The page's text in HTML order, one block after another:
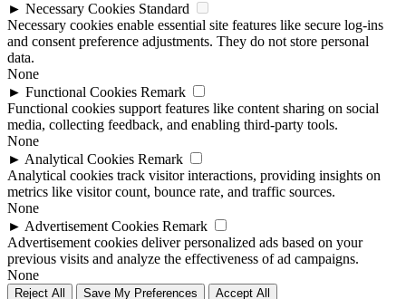
► Necessary Cookies Standard
Necessary cookies enable essential site features like secure log-ins
and consent preference adjustments. They do not store personal
data.
None
► Functional Cookies Remark
Functional cookies support features like content sharing on social
media, collecting feedback, and enabling third-party tools.
None
► Analytical Cookies Remark
Analytical cookies track visitor interactions, providing insights on
metrics like visitor count, bounce rate, and traffic sources.
None
► Advertisement Cookies Remark
Advertisement cookies deliver personalized ads based on your
previous visits and analyze the effectiveness of ad campaigns.
None
Reject All Save My Preferences Accept All